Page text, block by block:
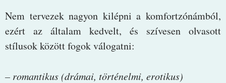
Nem tervezek nagyon kilépni a komfortzónámból,
ezért az általam kedvelt, és szívesen olvasott
stílusok között fogok válogatni:
– romantikus (drámai, történelmi, erotikus)